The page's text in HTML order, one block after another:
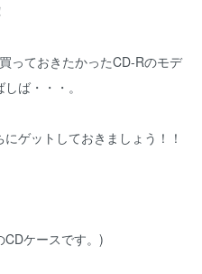
っておきたかったCD-Rのモデ
ば・・・。
ゲットしておきましょう！！
CDケースです。)